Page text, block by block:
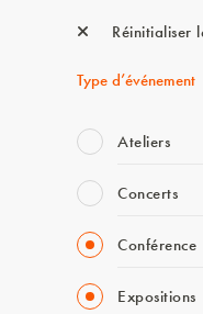
Réinitialiser
Type d’événement
Ateliers
Concerts
Conférence
Expositions